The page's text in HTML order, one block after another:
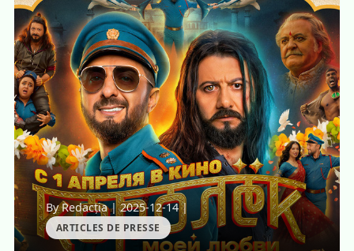
By Redacția|2025-12-14|
ARTICLES DE PRESSE